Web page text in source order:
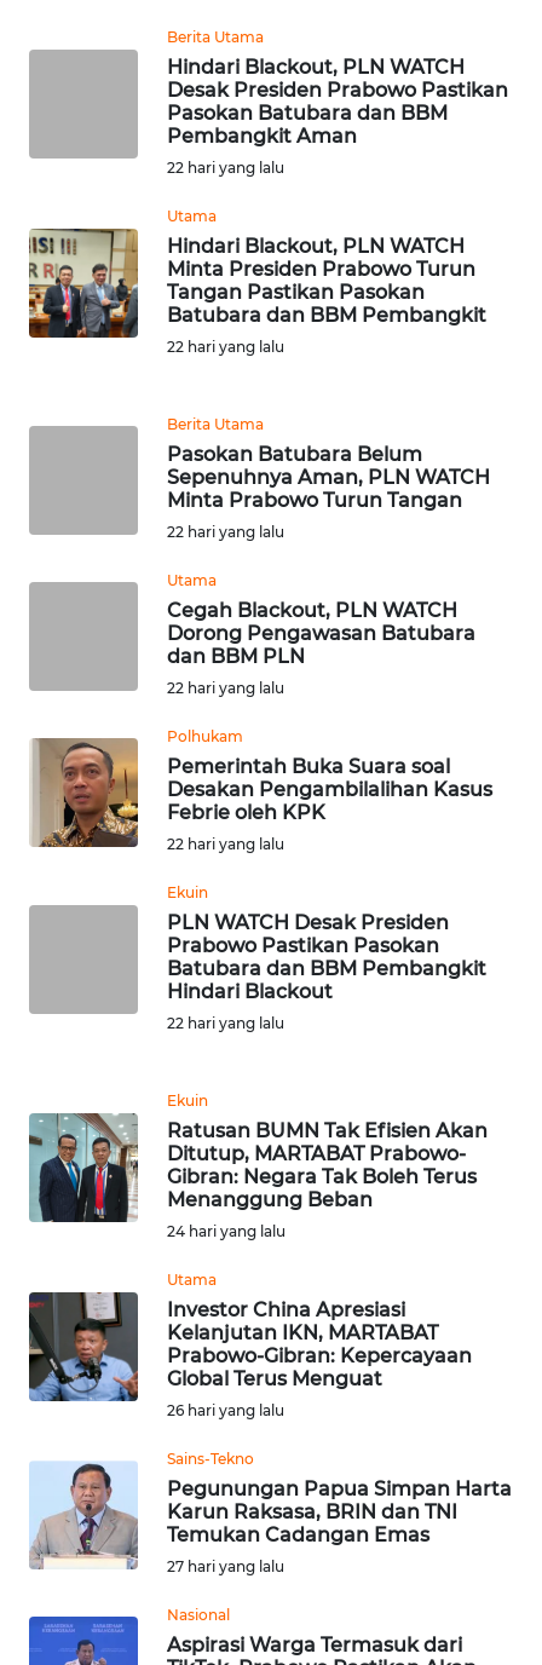
Berita Utama
Hindari Blackout, PLN WATCH
Desak Presiden Prabowo Pastikan
Pasokan Batubara dan BBM
Pembangkit Aman
22 hari yang lalu
Utama
Hindari Blackout, PLN WATCH
Minta Presiden Prabowo Turun
Tangan Pastikan Pasokan
Batubara dan BBM Pembangkit
22 hari yang lalu
Berita Utama
Pasokan Batubara Belum
Sepenuhnya Aman, PLN WATCH
Minta Prabowo Turun Tangan
22 hari yang lalu
Utama
Cegah Blackout, PLN WATCH
Dorong Pengawasan Batubara
dan BBM PLN
22 hari yang lalu
Polhukam
Pemerintah Buka Suara soal
Desakan Pengambilalihan Kasus
Febrie oleh KPK
22 hari yang lalu
Ekuin
PLN WATCH Desak Presiden
Prabowo Pastikan Pasokan
Batubara dan BBM Pembangkit
Hindari Blackout
22 hari yang lalu
Ekuin
Ratusan BUMN Tak Efisien Akan
Ditutup, MARTABAT Prabowo-
Gibran: Negara Tak Boleh Terus
Menanggung Beban
24 hari yang lalu
Utama
Investor China Apresiasi
Kelanjutan IKN, MARTABAT
Prabowo-Gibran: Kepercayaan
Global Terus Menguat
26 hari yang lalu
Sains-Tekno
Pegunungan Papua Simpan Harta
Karun Raksasa, BRIN dan TNI
Temukan Cadangan Emas
27 hari yang lalu
Nasional
Aspirasi Warga Termasuk dari
WN
SULTRA
SULBAR
WN
SUMBAR
WN
SUMSEL
WN
JATENG
WN
NUSANTARA
JOGJA
WN
JATIM
BALI
WN
KALBAR
WN
KALTENG